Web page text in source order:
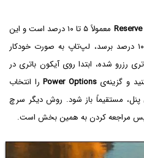
معمولاً ۵ تا ۱۰ درصد است و این
رزرو شده، ابتدا روی آیکون باتری در
و گزینه‌یPower Optionsرا انتخاب
پنل، مستقیماً باز شود. روش دیگر سرچ
مراجعه کردن به همین بخش است.